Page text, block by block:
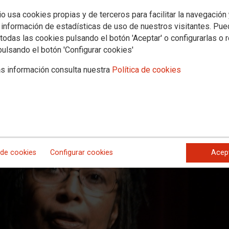
usa cookies propias y de terceros para facilitar la navegación
de estadísticas de uso de nuestros visitantes.
las cookies pulsando el botón 'Aceptar' o configurarlas o
el botón 'Configurar cookies'
información consulta nuestra Política de cookies
cookies Configurar cookies
personas realmente horribles. Eran muy misóginos y muy
sufrían por ser negros".